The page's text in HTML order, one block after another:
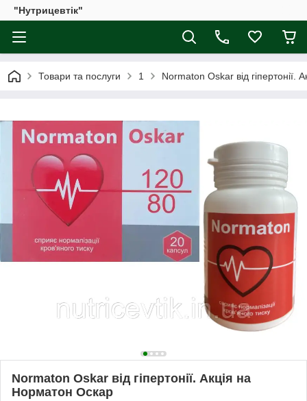
"Нутрицевтік"
Товари та послуги 1 Normaton Oskar від гіпертонії.
Normaton Oskar від гіпертонії. Акція на
Норматон Оскар